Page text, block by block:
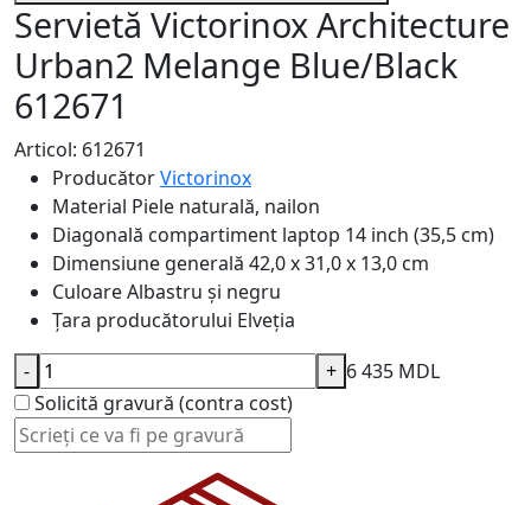
Servietă Victorinox Architecture
Urban2 Melange Blue/Black
612671
Articol: 612671
ProducătorVictorinox
Material Piele naturală, nailon
Diagonală compartiment laptop 14 inch (35,5 cm)
Dimensiune generală 42,0 x 31,0 x 13,0 cm
CuloareAlbastru și negru
Țara producătorului Elveția
6 435 MDL
Solicită gravură (contra cost)
- +